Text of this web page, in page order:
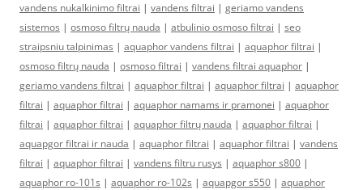
vandens nukalkinimo filtrai | vandens filtrai | geriamo vandens
sistemos | osmoso filtrų nauda | atbulinio osmoso filtrai | seo
straipsniu talpinimas | aquaphor vandens filtrai | aquaphor filtrai |
osmoso filtrų nauda | osmoso filtrai | vandens filtrai aquaphor |
geriamo vandens filtrai | aquaphor filtrai | aquaphor filtrai | aquaphor
filtrai | aquaphor filtrai | aquaphor namams ir pramonei | aquaphor
filtrai | aquaphor filtrai | aquaphor filtrų nauda | aquaphor filtrai |
aquapgor filtrai ir nauda | aquaphor filtrai | aquaphor filtrai | vandens
filtrai | aquaphor filtrai | vandens filtru rusys | aquaphor s800 |
aquaphor ro-101s | aquaphor ro-102s | aquapgor s550 | aquaphor